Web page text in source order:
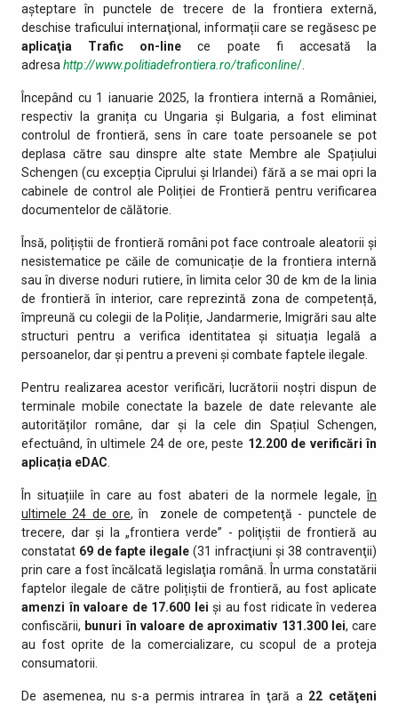
așteptare în punctele de trecere de la frontiera externă,
deschise traficului internaţional, informații care se regăsesc pe
aplicaţia Trafic on-line ce poate fi accesată la
adresa http://www.politiadefrontiera.ro/traficonline/
Începând cu 1 ianuarie 2025, la frontiera internă a României,
respectiv la granița cu Ungaria și Bulgaria, a fost eliminat
controlul de frontieră, sens în care toate persoanele se pot
deplasa către sau dinspre alte state Membre ale Spațiului
Schengen (cu excepția Ciprului și Irlandei) fără a se mai opri la
cabinele de control ale Poliției de Frontieră pentru verificarea
documentelor de călătorie.
Însă, polițiștii de frontieră români pot face controale aleatorii și
nesistematice pe căile de comunicație de la frontiera internă
sau în diverse noduri rutiere, în limita celor 30 de km de la linia
de frontieră în interior, care reprezintă zona de competență,
împreună cu colegii de la Poliție, Jandarmerie, Imigrări sau alte
structuri pentru a verifica identitatea și situația legală a
persoanelor, dar și pentru a preveni și combate faptele ilegale.
Pentru realizarea acestor verificări, lucrătorii noștri dispun de
terminale mobile conectate la bazele de date relevante ale
autorităților române, dar și la cele din Spațiul Schengen,
efectuând, în ultimele 24 de ore, peste 12.200 de verificări în
aplicația eDAC
În situațiile în care au fost abateri de la normele legale,în
ultimele 24 de ore, în zonele de competenţă - punctele de
trecere, dar şi la „frontiera verde” - poliţiştii de frontieră au
constatat 69 de fapte ilegale (31 infracţiuni şi 38 contravenţii)
prin care a fost încălcată legislaţia română. În urma constatării
faptelor ilegale de către polițiștii de frontieră, au fost aplicate
amenzi în valoare de 17.600 lei și au fost ridicate în vederea
confiscării, bunuri în valoare de aproximativ 131.300 lei, care
au fost oprite de la comercializare, cu scopul de a proteja
consumatorii.
De asemenea, nu s-a permis intrarea în ţară a 22 cetăţeni